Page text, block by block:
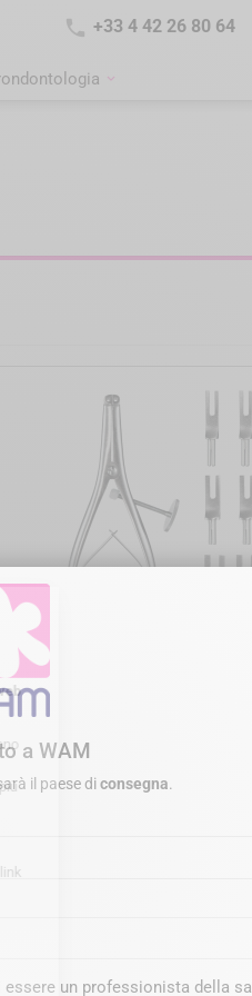
 +33 4 42 26 80 64
WAM'X® - Rimuovere perno
a WAM
il paese diconsegna.
un professionista della